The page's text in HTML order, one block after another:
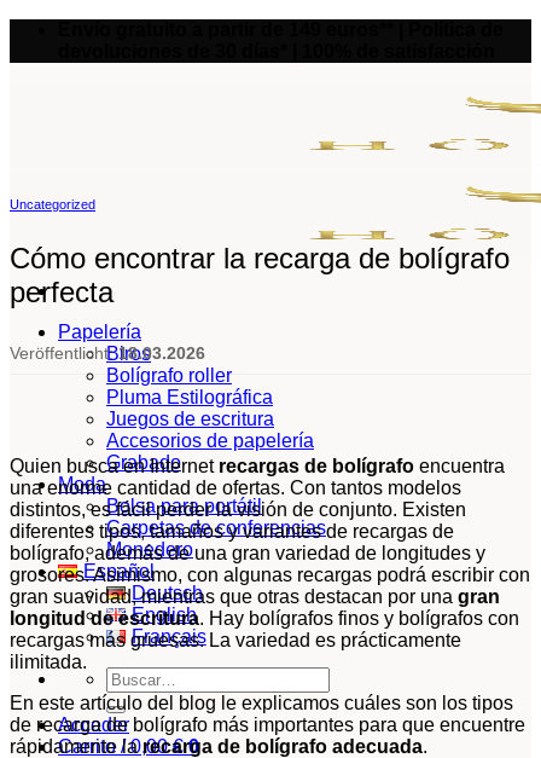
Papelería
Biros
Bolígrafo roller
Pluma Estilográfica
Juegos de escritura
Accesorios de papelería
Grabado
Moda
Bolsa para portátil
Carpetas de conferencias
Monedero
Español
Deutsch
English
Français
Buscar
por:
Acceder
Carrito /0,00€ 0
Uncategorized
Cómo encontrar la recarga de bolígrafo
perfecta
Veröffentlicht:18.03.2026
Quien busca en Internet recargas de bolígrafo encuentra
una enorme cantidad de ofertas. Con tantos modelos
distintos, es fácil perder la visión de conjunto. Existen
diferentes tipos, tamaños y variantes de recargas de
bolígrafo, además de una gran variedad de longitudes y
grosores. Asimismo, con algunas recargas podrá escribir con
gran suavidad, mientras que otras destacan por una gran
longitud de escritura. Hay bolígrafos finos y bolígrafos con
recargas más gruesas. La variedad es prácticamente
ilimitada.
En este artículo del blog le explicamos cuáles son los tipos
de recarga de bolígrafo más importantes para que encuentre
rápidamente larecarga de bolígrafo adecuada.